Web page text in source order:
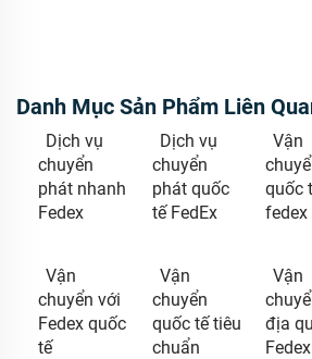
Danh Mục Sản Phẩm Liên
Dịch vụ
chuyển
phát nhanh
Fedex
Dịch vụ
chuyển
phát quốc
tế FedEx
Vận
quốc
fedex
Vận
chuyển với
Fedex quốc
tế
Vận
chuyển
quốc tế tiêu
chuẩn
Vận
địa
Fedex